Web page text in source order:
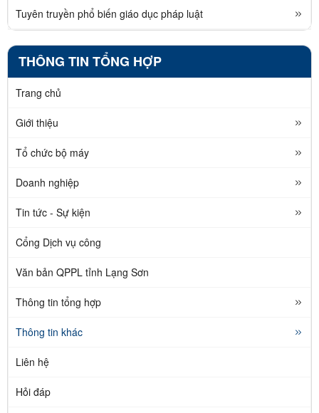
Tuyên truyền phổ biến giáo dục pháp luật
THÔNG TIN TỔNG HỢP
Trang chủ
Giới thiệu
Tổ chức bộ máy
Doanh nghiệp
Tin tức - Sự kiện
Cổng Dịch vụ công
Văn bản QPPL tỉnh Lạng Sơn
Thông tin tổng hợp
Thông tin khác
Liên hệ
Hỏi đáp